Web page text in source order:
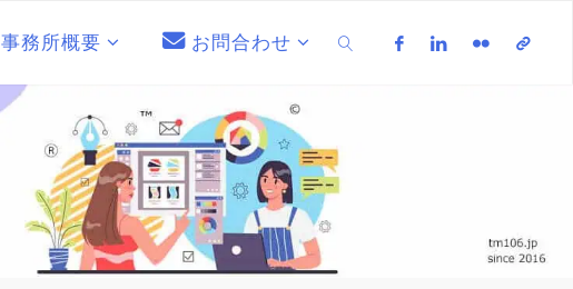
事務所概要 お問合わせ